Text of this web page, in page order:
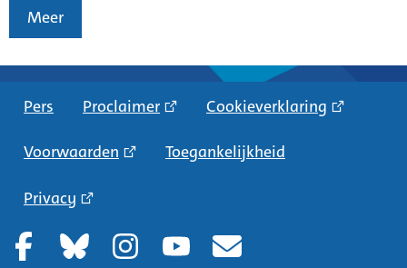
Meer
Pers Proclaimer Cookieverklaring
Voorwaarden Toegankelijkheid
Privacy